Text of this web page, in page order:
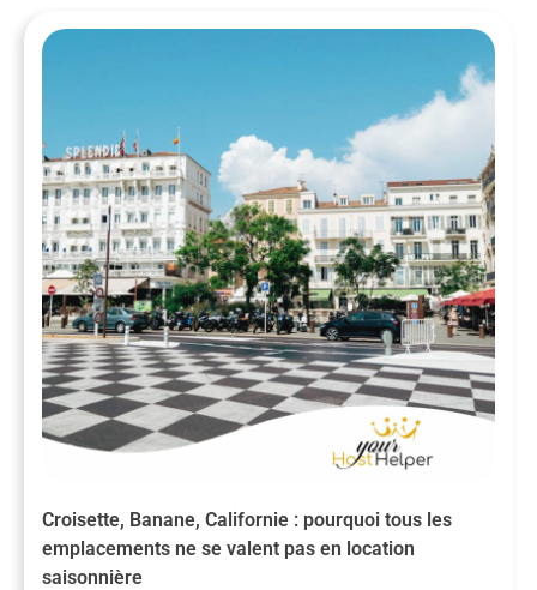
Croisette, Banane, Californie : pourquoi tous les
emplacements ne se valent pas en location
saisonnière